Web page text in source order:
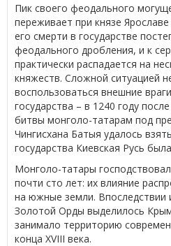
Пик своего феодального
переживает при князе
его смерти в государстве
феодального дробления, и к
практически распадается на
княжеств. Сложной ситуацией
воспользоваться внешние
государства – в 1240 году
битвы монголо-татарам под
Чингисхана Батыя удалось взять
государства Киевская Русь
Монголо-татары
почти сто лет: их влияние
на южные земли. Впоследствии
Золотой Орды выделилось
занимало территорию
конца XVIII века.